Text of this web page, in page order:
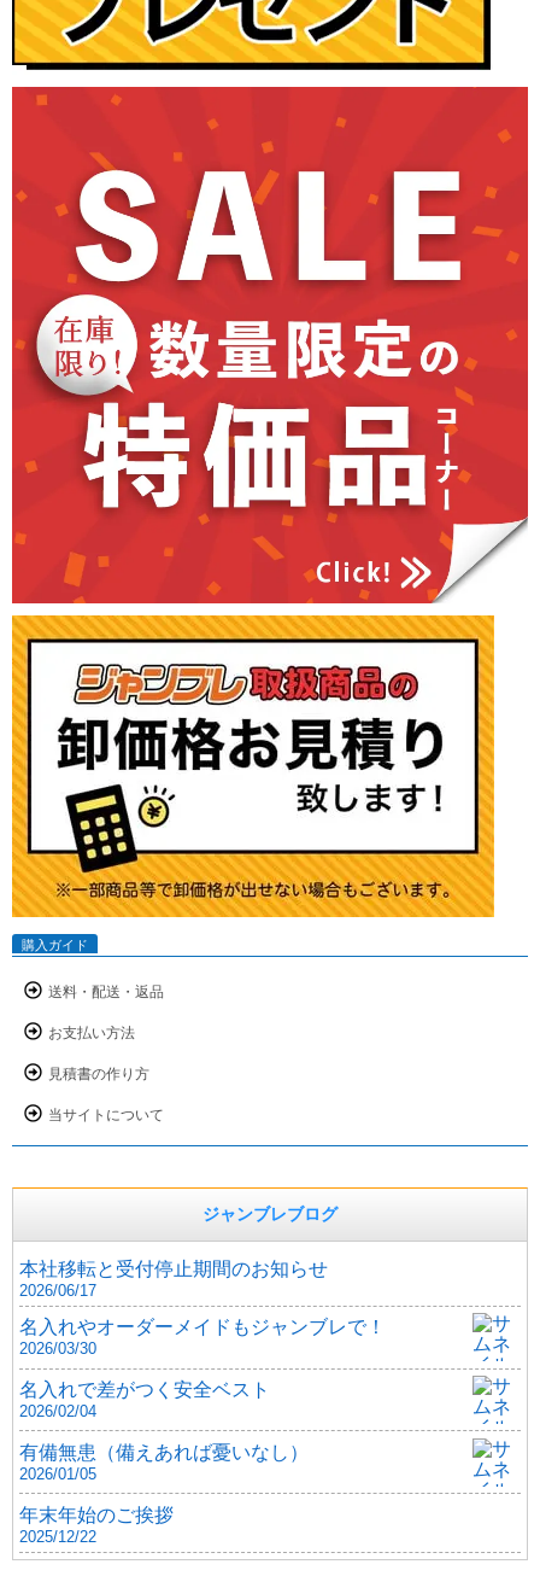
購入ガイド
送料・配送・返品
お支払い方法
見積書の作り方
当サイトについて
ジャンブレブログ
本社移転と受付停止期間のお知らせ
2026/06/17
名入れやオーダーメイドもジャンブレで！
2026/03/30
名入れで差がつく安全ベスト
2026/02/04
有備無患（備えあれば憂いなし）
2026/01/05
年末年始のご挨拶
2025/12/22